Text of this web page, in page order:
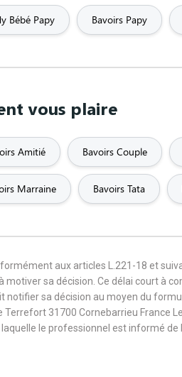
Bébé Papy Bavoirs Papy
vous plaire
Amitié Bavoirs Couple
Marraine Bavoirs Tata
aux articles L.221-18 et
sa décision. Ce délai court à
sa décision au moyen du
Terrefort 31700 Cornebarrieu
le professionnel est informé